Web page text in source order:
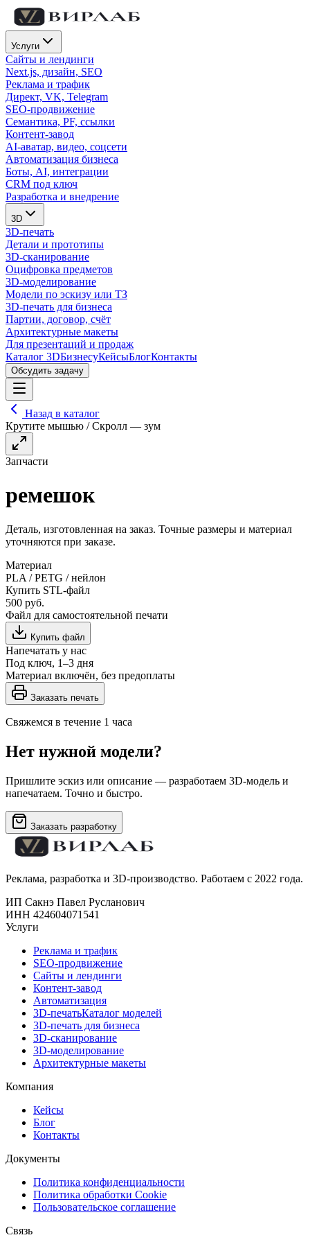
Услуги
Сайты и лендинги
Next.js, дизайн, SEO
Реклама и трафик
Директ, VK, Telegram
SEO-продвижение
Семантика, PF, ссылки
Контент-завод
AI-аватар, видео, соцсети
Автоматизация бизнеса
Боты, AI, интеграции
CRM под ключ
Разработка и внедрение
3D
3D-печать
Детали и прототипы
3D-сканирование
Оцифровка предметов
3D-моделирование
Модели по эскизу или ТЗ
3D-печать для бизнеса
Партии, договор, счёт
Архитектурные макеты
Для презентаций и продаж
Каталог 3DБизнесуКейсыБлогКонтакты
Обсудить задачу
Назад в каталог
Крутите мышью / Скролл — зум
Запчасти
ремешок
Деталь, изготовленная на заказ. Точные размеры и материал
уточняются при заказе.
Материал
PLA / PETG / нейлон
Купить STL-файл
500 руб.
Файл для самостоятельной печати
Купить файл
Напечатать у нас
Под ключ, 1–3 дня
Материал включён, без предоплаты
Заказать печать
Свяжемся в течение 1 часа
Нет нужной модели?
Пришлите эскиз или описание — разработаем 3D-модель и
напечатаем. Точно и быстро.
Заказать разработку
Реклама, разработка и 3D-производство. Работаем с 2022 года.
ИП Сакнэ Павел Русланович
ИНН 424604071541
Услуги
Реклама и трафик
SEO-продвижение
Сайты и лендинги
Контент-завод
Автоматизация
3D-печатьКаталог моделей
3D-печать для бизнеса
3D-сканирование
3D-моделирование
Архитектурные макеты
Компания
Кейсы
Блог
Контакты
Документы
Политика конфиденциальности
Политика обработки Cookie
Пользовательское соглашение
Связь